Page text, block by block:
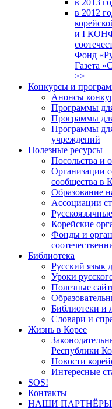
в 2013
в 2012
и I
Фонд
Газета
>>
Конкурсы и
Анонсы
Программы
Программы
Программы
учреждений
Полезные ресурсы
Посольства и
Организации
сообщества в
Образование
Ассоциации
Корейские
Фонды и
Библиотека
Русский язык
Уроки
Полезные
Библиотеки и
Словари и
Жизнь в Корее
Республики
Новости
Интересные
SOS!
Контакты
НАШИ ПАРТНЁРЫ